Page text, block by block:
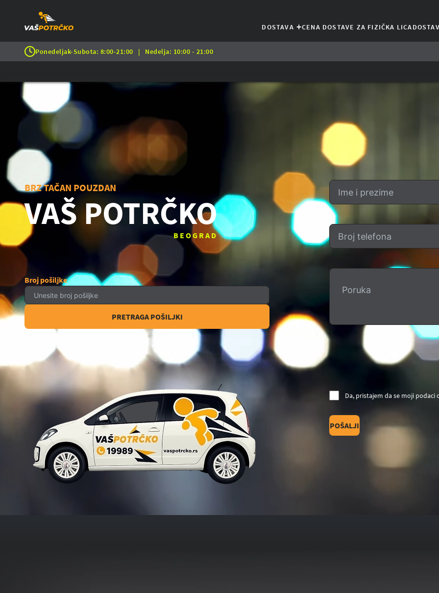
DOSTAVA +CENA DOSTAVE ZA FIZIČKA LICA
Ponedeljak-Subota: 8:00-21:00 | Nedelja: 10:00 - 21:00
BRZ TAČAN POUZDAN
VAŠ POTRČKO
BEOGRAD
Broj pošiljke
PRETRAGA POŠILJKI
Da, pristajem da se moji
POŠALJI